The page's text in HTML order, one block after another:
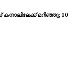
മറിഞ്ഞു; 10